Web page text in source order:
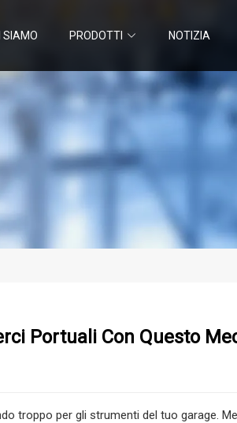
SIAMO PRODOTTI NOTIZIA
Portuali Con Questo
troppo per gli strumenti del tuo garage.